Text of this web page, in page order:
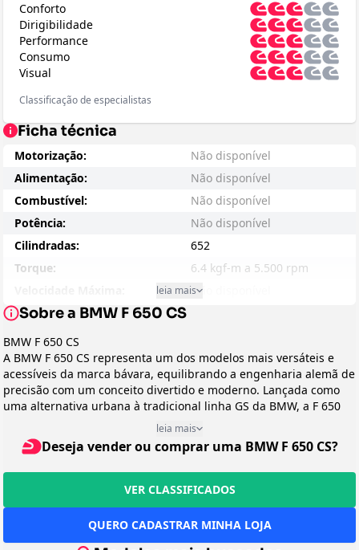
Conforto
Dirigibilidade
Performance
Consumo
Visual
Classificação de especialistas
Ficha técnica
Motorização:
Não disponível
Alimentação:
Não disponível
Combustível:
Não disponível
Potência:
Não disponível
Cilindradas:
652
Torque:
6.4 kgf-m a 5.500 rpm
Não disponível
Consumo - Cidade:
Consumo - Estrada:
Entre-eixos:
1493
Peso:
170
Suspensão Dianteira:
Não disponível
Não disponível
Freio:
N/D
Preço Sugerido:
Não disponível
Líquido
leia mais
Sobre a BMW F 650 CS
BMW F 650 CS
A BMW F 650 CS representa um dos modelos mais versáteis e
acessíveis da marca bávara, equilibrando a engenharia alemã de
precisão com um conceito divertido e moderno. Lançada como
uma alternativa urbana à tradicional linha GS da BMW, a F 650
CS (onde CS significa City/Street) foi desenvolvida para
conquistar motociclistas que buscavam uma experiência BMW
mais ágil e descomplicada para o uso diário, sem abrir mão da
qualidade e tecnologia que definem a marca.
Classificada como uma motocicleta da categoria street, a BMW F
650 CS foi produzida entre 2001 e 2005, chegando ao Brasil em
sua fase inicial. O que mais chama atenção em seu design é a
leia mais
Deseja vender ou comprar uma BMW F 650 CS?
VER CLASSIFICADOS
QUERO CADASTRAR MINHA LOJA